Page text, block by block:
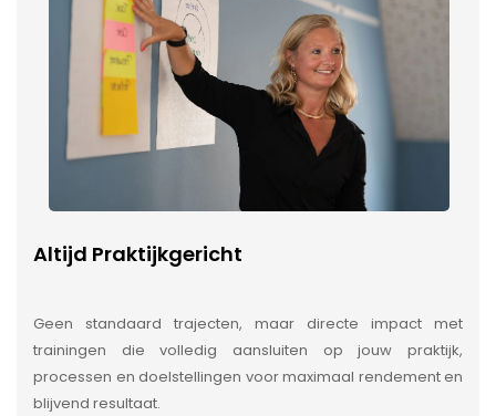
Altijd Praktijkgericht
Geen standaard trajecten, maar directe impact met
trainingen die volledig aansluiten op jouw praktijk,
processen en doelstellingen voor maximaal rendement en
blijvend resultaat.